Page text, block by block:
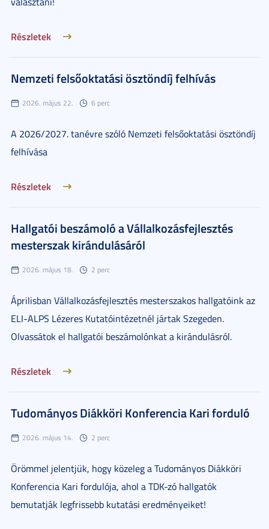
Részletek
Nemzeti felsőoktatási ösztöndíj felhívás
2026. május 22. 6 perc
A 2026/2027. tanévre szóló Nemzeti felsőoktatási ösztöndíj
felhívása
Részletek
Hallgatói beszámoló a Vállalkozásfejlesztés
mesterszak kirándulásáról
2026. május 18. 2 perc
Áprilisban Vállalkozásfejlesztés mesterszakos hallgatóink az
ELI-ALPS Lézeres Kutatóintézetnél jártak Szegeden.
Olvassátok el hallgatói beszámolónkat a kirándulásról.
Részletek
Tudományos Diákköri Konferencia Kari forduló
2026. május 14. 2 perc
Örömmel jelentjük, hogy közeleg a Tudományos Diákköri
Konferencia Kari fordulója, ahol a TDK-zó hallgatók
bemutatják legfrissebb kutatási eredményeiket!